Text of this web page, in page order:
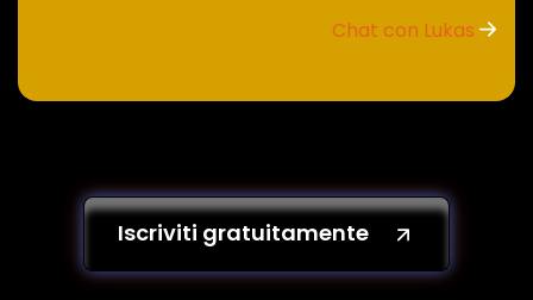
Chat con Lukas
Iscriviti gratuitamente